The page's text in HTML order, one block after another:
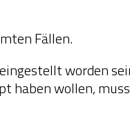
Fällen.
worden
haben wollen,